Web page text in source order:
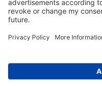
CASP System – Your
2002 - 2026 ©